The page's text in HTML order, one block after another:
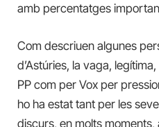
amb percentatges
Com descriuen algunes
d’Astúries, la vaga,
PP com per Vox per
ho ha estat tant per les
discurs, en molts